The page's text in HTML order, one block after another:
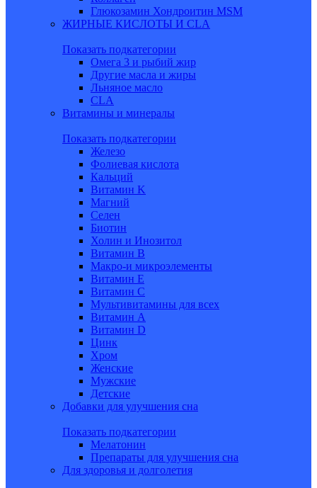
Глюкозамин Хондроитин MSM
ЖИРНЫЕ КИСЛОТЫ И CLA
Показать подкатегории
Омега 3 и рыбий жир
Другие масла и жиры
Льняное масло
CLA
Витамины и минералы
Показать подкатегории
Железо
Фолиевая кислота
Кальций
Витамин K
Магний
Селен
Биотин
Холин и Инозитол
Витамин B
Макро-и микроэлементы
Витамин Е
Витамин С
Мультивитамины для всех
Витамин A
Витамин D
Цинк
Хром
Женские
Мужские
Детские
Добавки для улучшения сна
Показать подкатегории
Мелатонин
Препараты для улучшения сна
Для здоровья и долголетия